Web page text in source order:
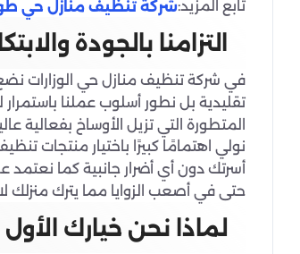
تابع المزيد:شركة تنظيف منازل حي
التزامنا بالجودة
في شركة تنظيف منازل حي الوزارات
تقليدية بل نطور أسلوب عملنا
المتطورة التي تزيل الأوساخ بفعالية
نولي اهتمامًا كبيرًا باختيار منتجات
أسرتك دون أي أضرار جانبية كما نعتمد
حتى في أصعب الزوايا مما يترك منزلك
لماذا نحن خيارك